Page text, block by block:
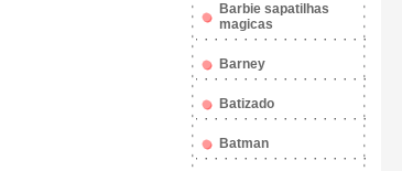
Barbie sapatilhas
magicas
Barney
Batizado
Batman